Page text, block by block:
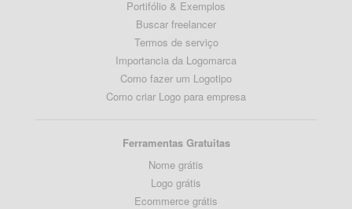
Portifólio & Exemplos
Buscar freelancer
Termos de serviço
Importancia da Logomarca
Como fazer um Logotipo
Como criar Logo para empresa
Ferramentas Gratuitas
Nome grátis
Logo grátis
Ecommerce grátis